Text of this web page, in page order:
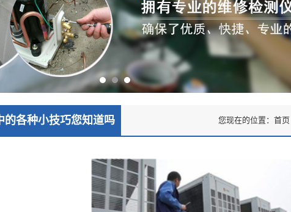
的各种小技巧您知道吗 您现在的位置： 首页